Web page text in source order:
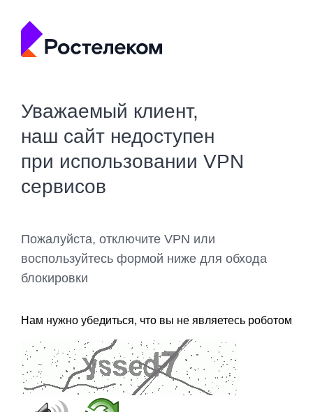
Уважаемый клиент,
наш сайт недоступен
при использовании VPN
сервисов
Пожалуйста, отключите VPN или
воспользуйтесь формой ниже для обхода
блокировки
Нам нужно убедиться, что вы не являетесь роботом